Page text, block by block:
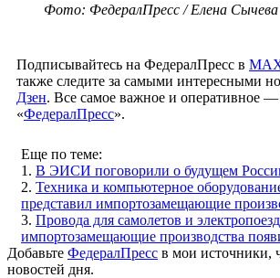
Фото: ФедералПресс / Елена Сычева
Подписывайтесь на ФедералПресс в
также следите за самыми интересными
Дзен. Все самое важное и оперативное —
«ФедералПресс».
Еще по теме:
1. В ЭИСИ поговорили о будущем
2. Техника и компьютерное
представил импортозамещающие
3. Провода для самолетов и
импортозамещающие производства
Добавьте ФедералПресс в мои источники,
новостей дня.